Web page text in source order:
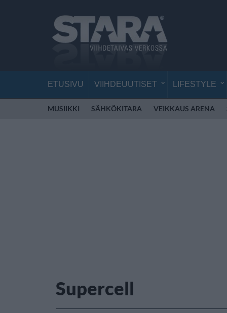
ETUSIVU VIIHDEUUTISET LIFESTYLE
MUSIIKKI SÄHKÖKITARA VEIKKAUS ARENA
Supercell